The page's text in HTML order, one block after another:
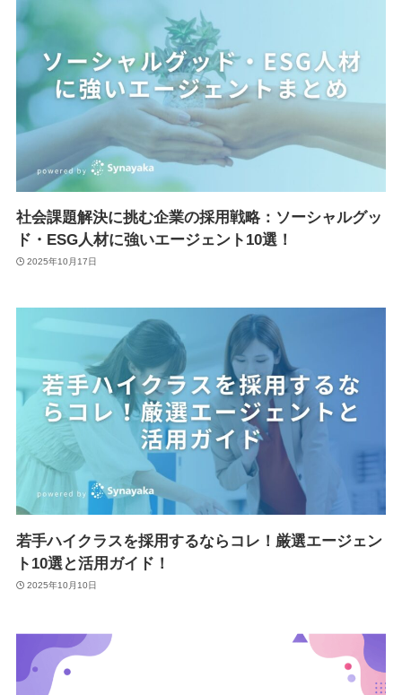
社会課題解決に挑む企業の採用戦略：ソーシャルグッ
ド・ESG人材に強いエージェント10選！
2025年10月17日
若手ハイクラスを採用するならコレ！厳選エージェン
ト10選と活用ガイド！
2025年10月10日